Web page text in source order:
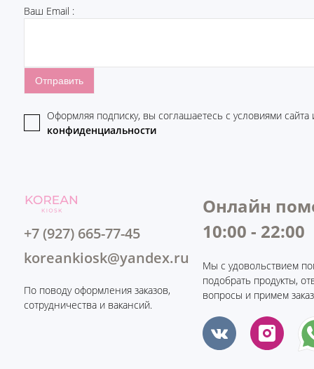
Ваш Email :
Оформляя подписку, вы соглашаетесь c условиями
конфиденциальности
+7 (927) 665-77-45
koreankiosk@yandex.ru
По поводу оформления заказов,
сотрудничества и вакансий.
Онлайн
10:00 - 22:00
Мы с удовольствием
подобрать продукты,
вопросы и примем